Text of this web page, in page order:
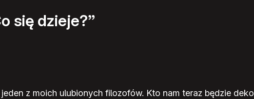
się dzieje?”
z moich ulubionych filozofów. Kto nam teraz będzie